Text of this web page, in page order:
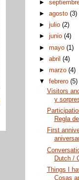
►
►agosto(3)
►julio(2)
►junio(4)
►mayo(1)
►abril(4)
►marzo(4)
▼febrero(5)
Visitors
y
Regla
First
Dutch /
Things I
Cosas